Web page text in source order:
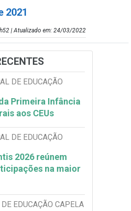
2021
| Atualizado em: 24/03/2022
DE EDUCAÇÃO
Primeira Infância
aos CEUs
DE EDUCAÇÃO
2026 reúnem
na maior
EDUCAÇÃO CAPELA